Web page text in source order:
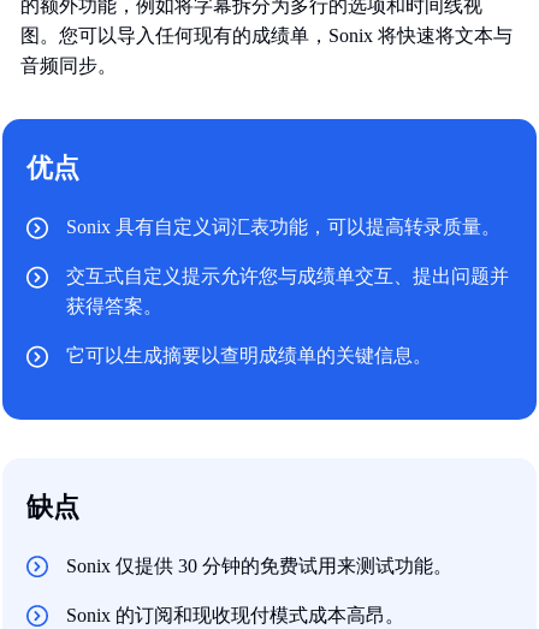
的额外功能，例如将字幕拆分为多行的选项和时间线视
图。您可以导入任何现有的成绩单，Sonix 将快速将文本与
音频同步。
优点
Sonix 具有自定义词汇表功能，可以提高转录质量。
交互式自定义提示允许您与成绩单交互、提出问题并
获得答案。
它可以生成摘要以查明成绩单的关键信息。
缺点
Sonix 仅提供 30 分钟的免费试用来测试功能。
Sonix 的订阅和现收现付模式成本高昂。